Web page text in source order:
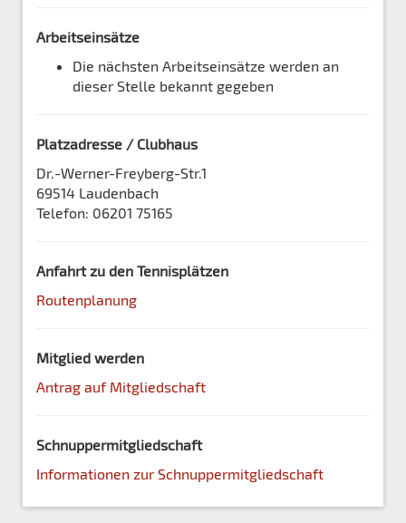
Arbeitseinsätze
Die nächsten Arbeitseinsätze werden an
dieser Stelle bekannt gegeben
Platzadresse / Clubhaus
Dr.-Werner-Freyberg-Str.1
69514 Laudenbach
Telefon: 06201 75165
Anfahrt zu den Tennisplätzen
Routenplanung
Mitglied werden
Antrag auf Mitgliedschaft
Schnuppermitgliedschaft
Informationen zur Schnuppermitgliedschaft